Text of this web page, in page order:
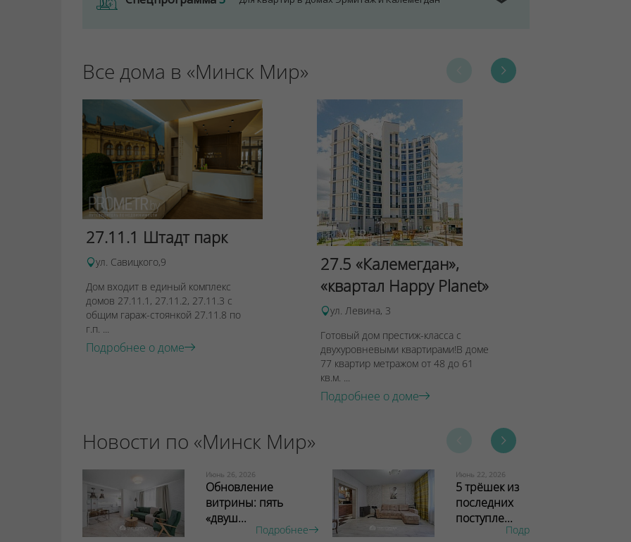
Все дома в «Минск Мир»
27.11.1 Штадт парк
ул. Савицкого,9
Дом входит в единый комплекс
домов 27.11.1, 27.11.2, 27.11.3 с
общим гараж-стоянкой 27.11.8 по
г.п. ...
Подробнее о доме
27.5 «Калемегдан»,
«квартал Happy Planet»
ул. Левина, 3
Готовый дом престиж-класса с
двухуровневыми квартирами!В доме
77 квартир метражом от 48 до 61
кв.м. ...
Подробнее о доме
Новости по «Минск Мир»
Июнь 26, 2026
Обновление
витрины: пять
«двуш...
Подробнее
Июнь 22, 2026
5 трёшек из
последних
поступле...
Подробнее